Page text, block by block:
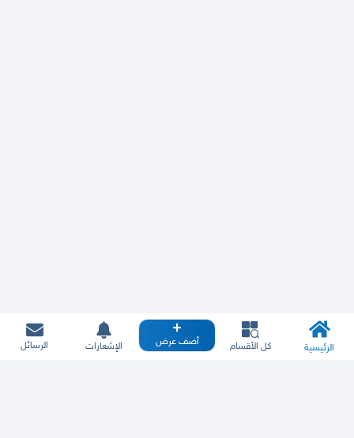
الرئيسية كل الأقسام أضف عرض الإشعارات الرسائل